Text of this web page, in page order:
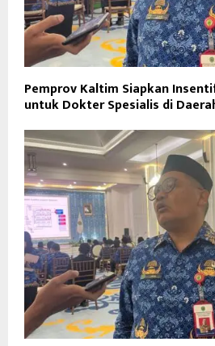
Pemprov Kaltim Siapkan
untuk Dokter Spesialis di